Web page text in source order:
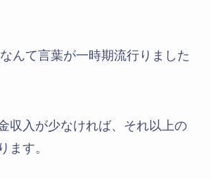
んて言葉が一時期流行りました
収入が少なければ、それ以上の
ます。